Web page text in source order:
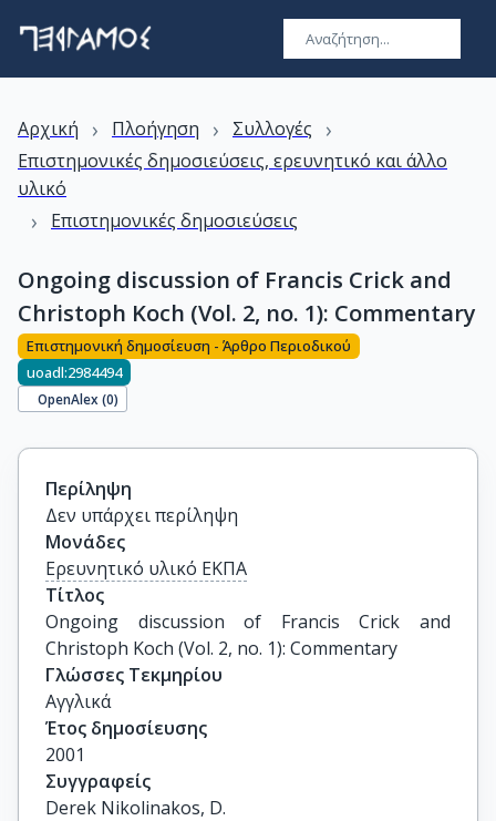
Αρχική › Πλοήγηση › Συλλογές ›
Επιστημονικές δημοσιεύσεις, ερευνητικό και άλλο
υλικό
› Επιστημονικές δημοσιεύσεις
Ongoing discussion of Francis Crick and
Christoph Koch (Vol. 2, no. 1): Commentary
Επιστημονική δημοσίευση - Άρθρο Περιοδικού
uoadl:2984494
OpenAlex (0)
Περίληψη
Δεν υπάρχει περίληψη
Μονάδες
Ερευνητικό υλικό ΕΚΠΑ
Τίτλος
Ongoing discussion of Francis Crick and
Christoph Koch (Vol. 2, no. 1): Commentary
Γλώσσες Τεκμηρίου
Αγγλικά
Έτος δημοσίευσης
2001
Συγγραφείς
Derek Nikolinakos, D.